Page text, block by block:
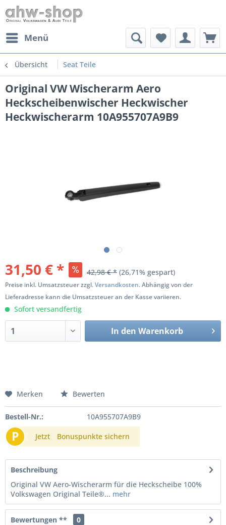
Menü
Übersicht Seat Teile
Original VW Wischerarm Aero
Heckscheibenwischer Heckwischer
Heckwischerarm 10A955707A9B9
31,50 € * 42,98 € * (26,71% gespart)
Preise inkl. Umsatzsteuer zzgl.Versandkosten. Abhängig von der
Lieferadresse kann die Umsatzsteuer an der Kasse variieren.
Sofort versandfertig
In den Warenkorb
Merken Bewerten
Bestell-Nr.: 10A955707A9B9
P Jetzt Bonuspunkte sichern
Beschreibung
Original VW Aero-Wischerarm für die Heckscheibe 100%
Volkswagen Original Teile®... mehr
Bewertungen **
0